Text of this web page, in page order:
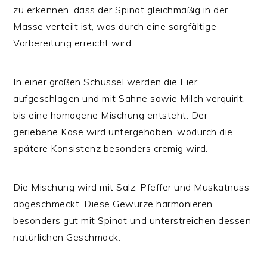
zu erkennen, dass der Spinat gleichmäßig in der
Masse verteilt ist, was durch eine sorgfältige
Vorbereitung erreicht wird.
In einer großen Schüssel werden die Eier
aufgeschlagen und mit Sahne sowie Milch verquirlt,
bis eine homogene Mischung entsteht. Der
geriebene Käse wird untergehoben, wodurch die
spätere Konsistenz besonders cremig wird.
Die Mischung wird mit Salz, Pfeffer und Muskatnuss
abgeschmeckt. Diese Gewürze harmonieren
besonders gut mit Spinat und unterstreichen dessen
natürlichen Geschmack.